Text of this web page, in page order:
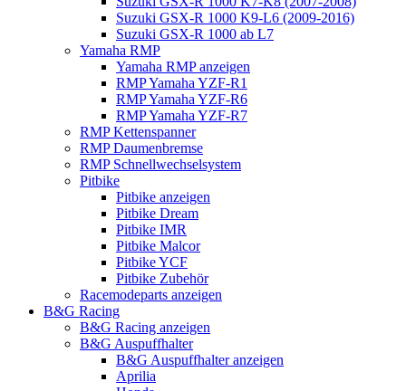
Suzuki GSX-R 1000 K9-L6 (2009-2016)
Suzuki GSX-R 1000 ab L7
Yamaha RMP
Yamaha RMP anzeigen
RMP Yamaha YZF-R1
RMP Yamaha YZF-R6
RMP Yamaha YZF-R7
RMP Kettenspanner
RMP Daumenbremse
RMP Schnellwechselsystem
Pitbike
Pitbike anzeigen
Pitbike Dream
Pitbike IMR
Pitbike Malcor
Pitbike YCF
Pitbike Zubehör
Racemodeparts anzeigen
B&G Racing
B&G Racing anzeigen
B&G Auspuffhalter
B&G Auspuffhalter anzeigen
Aprilia